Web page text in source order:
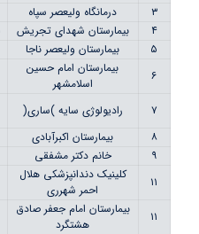
۳
درمانگاه ولیعصر سپاه
۴
بیمارستان شهدای تجریش
۵
بیمارستان ولیعصر ناجا
۶
بیمارستان امام حسین
اسلامشهر
۷ رادیولوژی سایه )ساری(
۸
بیمارستان اکبرآبادی
۹
خانم دکتر مشفقی
۱۱
کلینیک دندانپزشکی هلال
احمر شهرری
۱۱
بیمارستان امام جعفر صادق
هشتگرد